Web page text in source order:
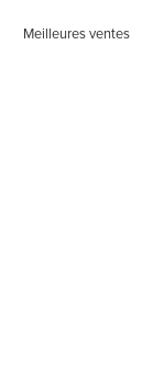
Meilleures ventes